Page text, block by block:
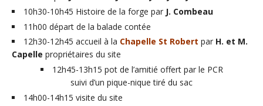
10h30-10h45 Histoire de la forge par J. Combeau
11h00 départ de la balade contée
12h30-12h45 accueil à la Chapelle St Robert par H. et M.
Capelle propriétaires du site
12h45-13h15 pot de l’amitié offert par le PCR
suivi d’un pique-nique tiré du sac
14h00-14h15 visite du site